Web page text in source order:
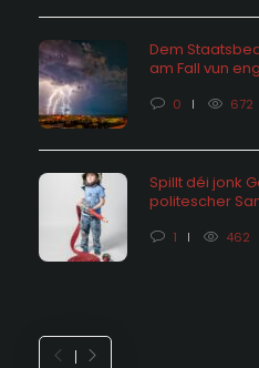
Dem
am Fall vun
0 672
Spillt déi jonk
politescher
1 462